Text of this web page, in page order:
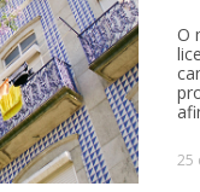
O
25